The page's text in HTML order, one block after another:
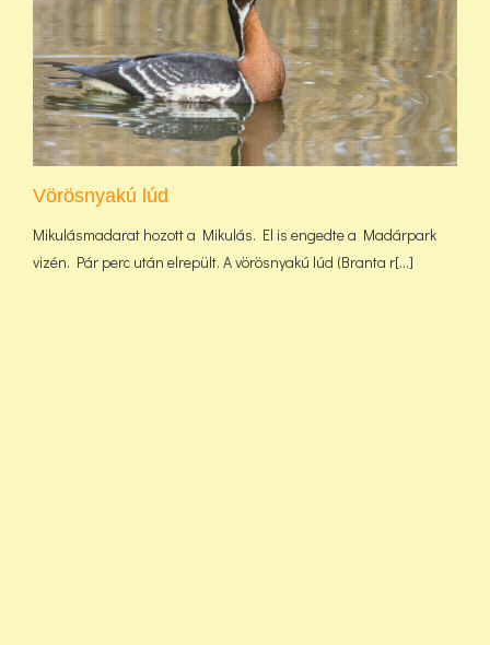
Vörösnyakú lúd
Mikulásmadarat hozott a Mikulás. El is engedte a Madárpark
vizén. Pár perc után elrepült. A vörösnyakú lúd (Branta r[...]